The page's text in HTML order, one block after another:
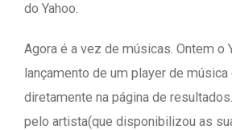
do Yahoo.
Agora é a vez de músicas. Ontem o
lançamento de um player de música
diretamente na página de
pelo artista(que disponibilizou as